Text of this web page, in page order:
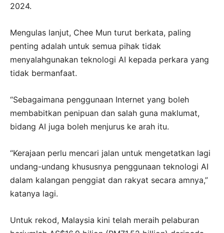
2024.
Mengulas lanjut, Chee Mun turut berkata, paling
penting adalah untuk semua pihak tidak
menyalahgunakan teknologi AI kepada perkara yang
tidak bermanfaat.
“Sebagaimana penggunaan Internet yang boleh
membabitkan penipuan dan salah guna maklumat,
bidang AI juga boleh menjurus ke arah itu.
“Kerajaan perlu mencari jalan untuk mengetatkan lagi
undang-undang khususnya penggunaan teknologi AI
dalam kalangan penggiat dan rakyat secara amnya,”
katanya lagi.
Untuk rekod, Malaysia kini telah meraih pelaburan